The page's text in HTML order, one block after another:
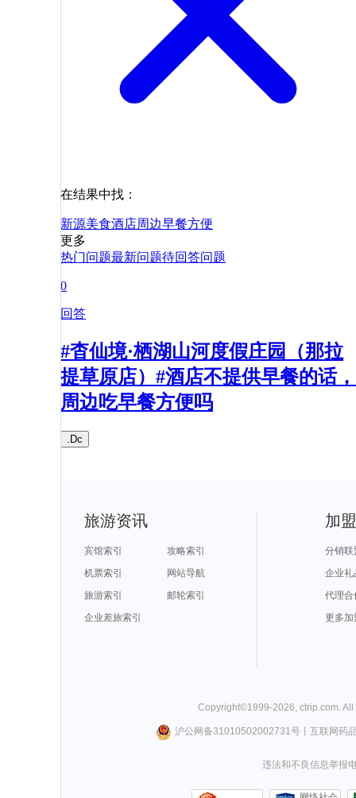
在结果中找：
新源美食酒店周边早餐方便
更多
热门问题最新问题待回答问题
0
回答
#杳仙境·栖湖山河度假庄园（那拉
提草原店）#酒店不提供早餐的话，
周边吃早餐方便吗
.Dc
旅游资讯
宾馆索引
攻略索引
机票索引
网站导航
旅游索引
邮轮索引
企业差旅索引
加
分销联
企业礼
代理合
更多加
Copyright©1999-2026 ctrip.com .
沪公网备31010502002731号丨 互联网药
违法和不良信息举报